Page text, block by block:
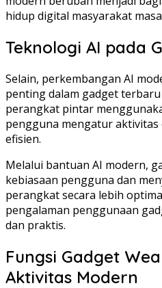
hidup digital masyarakat
Teknologi AI pada
Selain, perkembangan AI
penting dalam gadget
perangkat pintar
pengguna mengatur
efisien.
Melalui bantuan AI modern,
kebiasaan pengguna dan
perangkat secara lebih
pengalaman penggunaan
dan praktis.
Fungsi Gadget
Aktivitas Modern